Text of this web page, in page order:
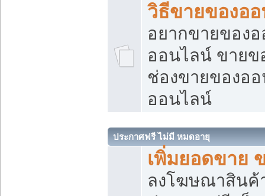
วิธีขายของอ
อยากขายของ
ออนไลน์ ขายข
ช่องขายของอ
ออนไลน์
ประกาศฟรี ไม่มี หมดอายุ
เพิ่มยอดขาย
ลงโฆษณาสิน